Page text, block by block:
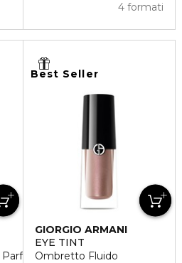
4 formati
Parfum
Best Seller
GIORGIO ARMANI
EYE TINT
Ombretto Fluido